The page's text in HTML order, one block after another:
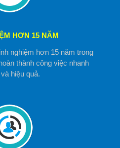
HƠN 15 NĂM
nghiệm hơn 15 năm trong
thành công việc nhanh
hiệu quả.